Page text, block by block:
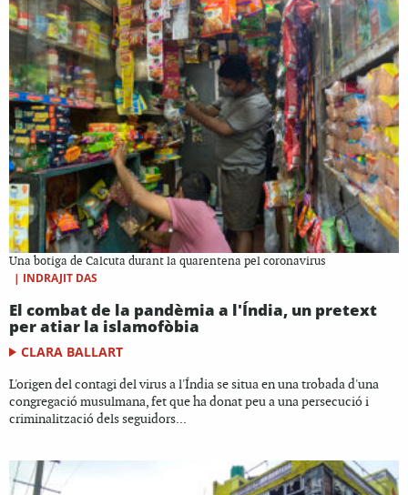
Una botiga de Calcuta durant la quarentena pel coronavirus
| INDRAJIT DAS
El combat de la pandèmia a l'Índia, un pretext
per atiar la islamofòbia
CLARA BALLART
L'origen del contagi del virus a l'Índia se situa en una trobada d'una
congregació musulmana, fet que ha donat peu a una persecució i
criminalització dels seguidors...